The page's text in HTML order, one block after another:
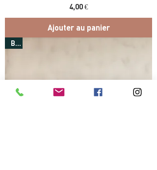
Prix
4,00 €
Ajouter au panier
Bio